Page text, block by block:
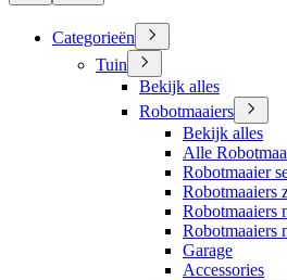
Categorieën
Tuin
Bekijk alles
Robotmaaiers
Bekijk alles
Alle
Robotmaaier
Robotmaaiers
Robotmaaiers
Robotmaaiers
Garage
Accessories